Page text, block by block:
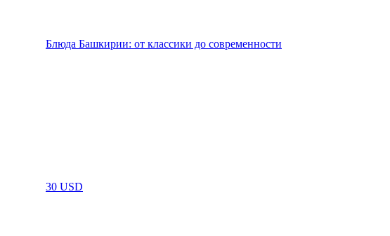
Блюда Башкирии: от классики до современности
30 USD